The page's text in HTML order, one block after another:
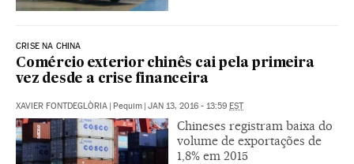
CRISE NA CHINA
Comércio exterior chinês cai pela primeira
vez desde a crise financeira
XAVIER FONTDEGLÒRIA | Pequim | JAN 13, 2016 - 13:59 EST
Chineses registram baixa do
volume de exportações de
1,8% em 2015